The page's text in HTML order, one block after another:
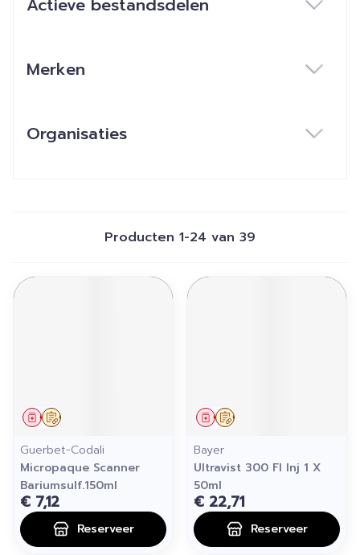
Actieve bestandsdelen
Merken
Organisaties
Producten 1-24 van 39
Op voorschrift
Geneesmiddel
Guerbet-Codali
Micropaque Scanner
Bariumsulf.150ml
€ 7,12
Reserveer
Op voorschrift
Geneesmiddel
Bayer
Ultravist 300 Fl Inj 1 X
50ml
€ 22,71
Reserveer